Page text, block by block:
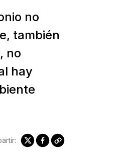
no
también
no
hay